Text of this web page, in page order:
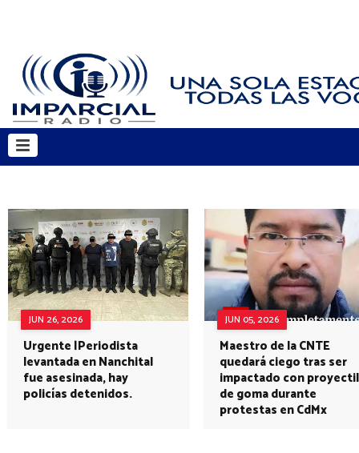
JUN 26, 2026
Urgente |Periodista
levantada en Nanchital
fue asesinada, hay
policías detenidos.
JUN 05, 2026
Maestro de la CNTE
quedará ciego tras ser
impactado con proyectil
de goma durante
protestas en CdMx